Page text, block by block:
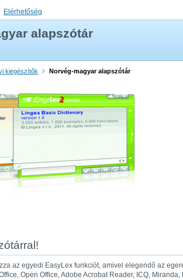
Elérhetőség
alapszótár
kiegészítők Norvég-magyar alapszótár
az egyedi EasyLex funkciót, amivel elegendő az
Open Office, Adobe Acrobat Reader, ICQ,